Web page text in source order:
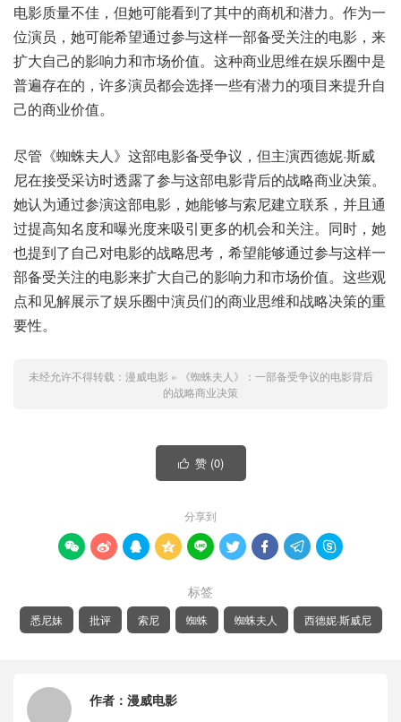
电影质量不佳，但她可能看到了其中的商机和潜力。作为一
位演员，她可能希望通过参与这样一部备受关注的电影，来
扩大自己的影响力和市场价值。这种商业思维在娱乐圈中是
普遍存在的，许多演员都会选择一些有潜力的项目来提升自
己的商业价值。
尽管《蜘蛛夫人》这部电影备受争议，但主演西德妮·斯威
尼在接受采访时透露了参与这部电影背后的战略商业决策。
她认为通过参演这部电影，她能够与索尼建立联系，并且通
过提高知名度和曝光度来吸引更多的机会和关注。同时，她
也提到了自己对电影的战略思考，希望能够通过参与这样一
部备受关注的电影来扩大自己的影响力和市场价值。这些观
点和见解展示了娱乐圈中演员们的商业思维和战略决策的重
要性。
未经允许不得转载： 漫威电影 »
《蜘蛛夫人》：一部备受争议的电影背后
的战略商业决策
 赞 (0)
分享到
        
标签
悉尼妹 批评 索尼 蜘蛛 蜘蛛夫人 西德妮·斯威尼
作者： 漫威电影